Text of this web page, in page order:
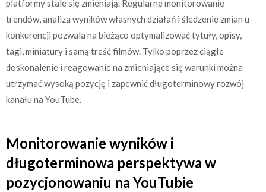
platformy stale się zmieniają. Regularne monitorowanie
trendów, analiza wyników własnych działań i śledzenie zmian u
konkurencji pozwala na bieżąco optymalizować tytuły, opisy,
tagi, miniatury i samą treść filmów. Tylko poprzez ciągłe
doskonalenie i reagowanie na zmieniające się warunki można
utrzymać wysoką pozycję i zapewnić długoterminowy rozwój
kanału na YouTube.
Monitorowanie wyników i
długoterminowa perspektywa w
pozycjonowaniu na YouTubie